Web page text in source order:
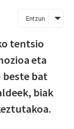
Entzun
tentsio
eta
beste bat
biak